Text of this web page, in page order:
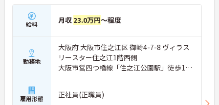
給料 月収 23.0万円～程度
勤務地
大阪府 大阪市住之江区 御崎4-7-8 ヴィラス
リースター住之江1階西側
大阪市営四つ橋線「住之江公園駅」徒歩10
分
雇用形態 正社員(正職員)